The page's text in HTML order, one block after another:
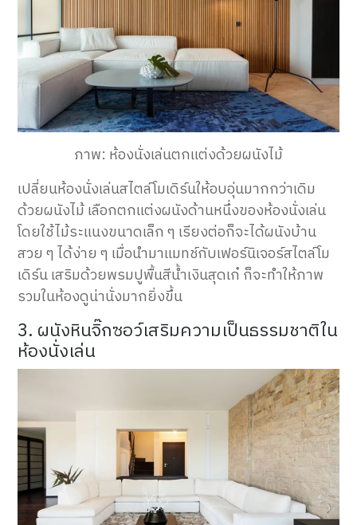
ภาพ: ห้องนั่งเล่นตกแต่งด้วยผนังไม้
เปลี่ยนห้องนั่งเล่นสไตล์โมเดิร์นให้อบอุ่นมากกว่าเดิม
ด้วยผนังไม้ เลือกตกแต่งผนังด้านหนึ่งของห้องนั่งเล่น
โดยใช้ไม้ระแนงขนาดเล็ก ๆ เรียงต่อก็จะได้ผนังบ้าน
สวย ๆ ได้ง่าย ๆ เมื่อนำมาแมทช์กับเฟอร์นิเจอร์สไตล์โม
เดิร์น เสริมด้วยพรมปูพื้นสีน้ำเงินสุดเก๋ ก็จะทำให้ภาพ
รวมในห้องดูน่านั่งมากยิ่งขึ้น
3. ผนังหินจิ๊กซอว์เสริมความเป็นธรรมชาติใน
ห้องนั่งเล่น